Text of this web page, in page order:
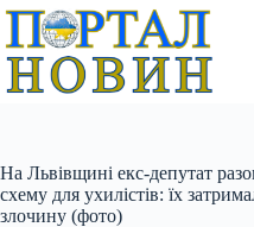
Перейти
вмісту
На Львівщині екс-депутат
схему для ухилістів: їх
злочину (фото)